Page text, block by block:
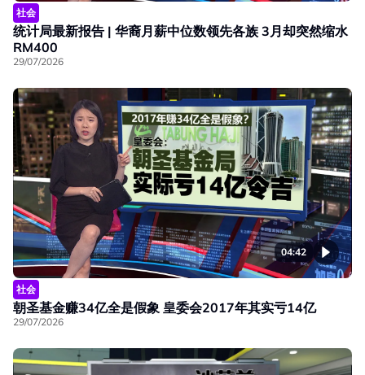
社会
统计局最新报告 | 华裔月薪中位数领先各族 3月却突然缩水
RM400
29/07/2026
04:42
社会
朝圣基金赚34亿全是假象 皇委会2017年其实亏14亿
29/07/2026